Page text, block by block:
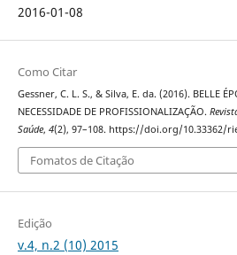
2016-01-08
Como Citar
Gessner, C. L. S., & Silva, E. da. (2016). BELLE
NECESSIDADE DE PROFISSIONALIZAÇÃO.
Saúde, 4(2), 97–108. https://doi.org/10.33362/
Fomatos de Citação
Edição
v.4, n.2 (10) 2015